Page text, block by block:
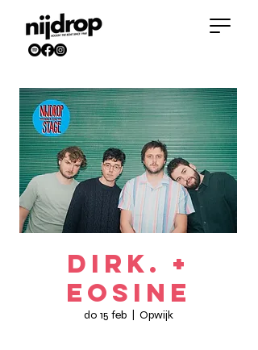
DIRK. +
Eosine
do 15 feb
  |
Opwijk